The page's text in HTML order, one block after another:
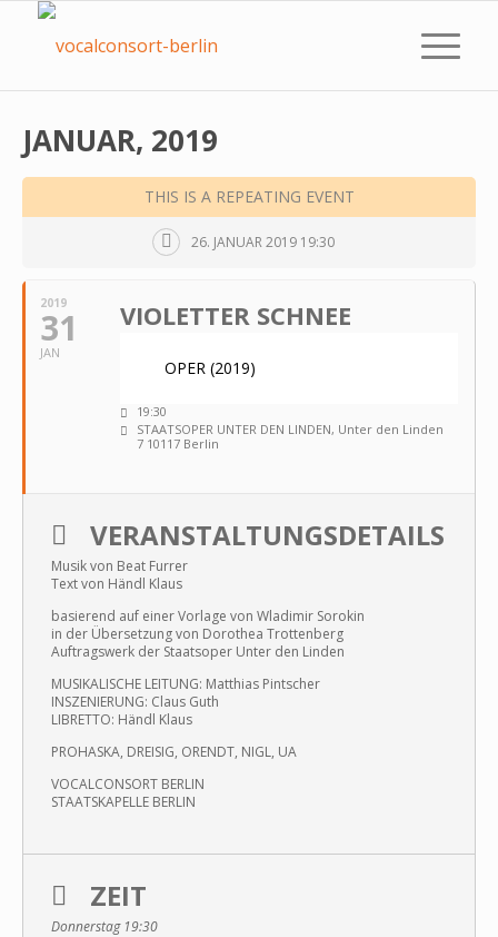
JANUAR, 2019
THIS IS A REPEATING EVENT
26. JANUAR 2019 19:30
2019
31
JAN
VIOLETTER SCHNEE
OPER (2019)
19:30
STAATSOPER UNTER DEN LINDEN, Unter den Linden
7 10117 Berlin
VERANSTALTUNGSDETAILS
Musik von Beat Furrer
Text von Händl Klaus
basierend auf einer Vorlage von Wladimir Sorokin
in der Übersetzung von Dorothea Trottenberg
Auftragswerk der Staatsoper Unter den Linden
MUSIKALISCHE LEITUNG: Matthias Pintscher
INSZENIERUNG: Claus Guth
LIBRETTO: Händl Klaus
PROHASKA, DREISIG, ORENDT, NIGL, UA
VOCALCONSORT BERLIN
STAATSKAPELLE BERLIN
ZEIT
Donnerstag 19:30